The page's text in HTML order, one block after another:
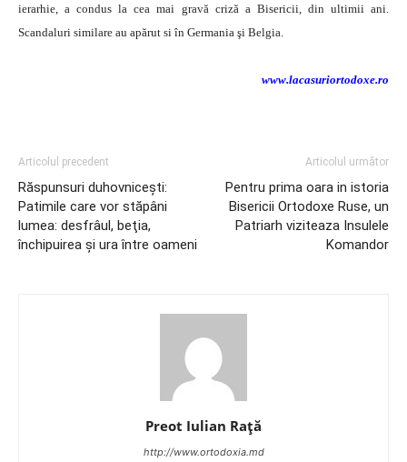
ierarhie, a condus la cea mai gravă criză a Bisericii, din ultimii ani.
Scandaluri similare au apărut si în Germania şi Belgia.
www.lacasuriortodoxe.ro
Articolul precedent
Răspunsuri duhovniceşti:
Patimile care vor stăpâni
lumea: desfrâul, beţia,
închipuirea şi ura între oameni
Articolul următor
Pentru prima oara in istoria
Bisericii Ortodoxe Ruse, un
Patriarh viziteaza Insulele
Komandor
Preot Iulian Raţă
http://www.ortodoxia.md